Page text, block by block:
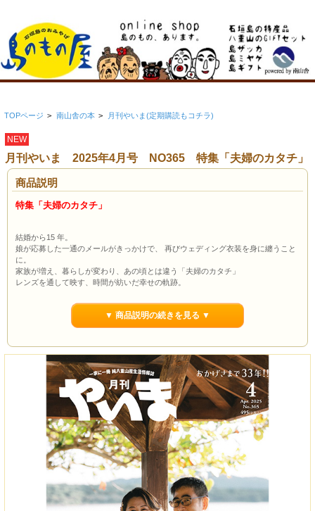
TOPページ > 南山舎の本 > 月刊やいま(定期購読もコチラ)
NEW
月刊やいま 2025年4月号 NO365 特集「夫婦のカタチ」
商品説明
特集「夫婦のカタチ」
結婚から15 年。
娘が応募した一通のメールがきっかけで、 再びウェディング衣装を身に纏うこと
に。
家族が増え、暮らしが変わり、あの頃とは違う「夫婦のカタチ」
レンズを通して映す、時間が紡いだ幸せの軌跡。
（文中より抜粋）
▼ 商品説明の続きを見る ▼